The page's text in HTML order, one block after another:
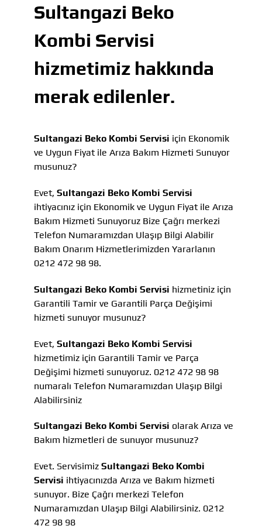
Sultangazi Beko
Kombi Servisi
hizmetimiz hakkında
merak edilenler.
Sultangazi Beko Kombi Servisi için Ekonomik
ve Uygun Fiyat ile Arıza Bakım Hizmeti Sunuyor
musunuz?
Evet, Sultangazi Beko Kombi Servisi
ihtiyacınız için Ekonomik ve Uygun Fiyat ile Arıza
Bakım Hizmeti Sunuyoruz Bize Çağrı merkezi
Telefon Numaramızdan Ulaşıp Bilgi Alabilir
Bakım Onarım Hizmetlerimizden Yararlanın
0212 472 98 98.
Sultangazi Beko Kombi Servisi hizmetiniz için
Garantili Tamir ve Garantili Parça Değişimi
hizmeti sunuyor musunuz?
Evet, Sultangazi Beko Kombi Servisi
hizmetimiz için Garantili Tamir ve Parça
Değişimi hizmeti sunuyoruz. 0212 472 98 98
numaralı Telefon Numaramızdan Ulaşıp Bilgi
Alabilirsiniz
Sultangazi Beko Kombi Servisi olarak Arıza ve
Bakım hizmetleri de sunuyor musunuz?
Evet. Servisimiz Sultangazi Beko Kombi
Servisi ihtiyacınızda Arıza ve Bakım hizmeti
sunuyor. Bize Çağrı merkezi Telefon
Numaramızdan Ulaşıp Bilgi Alabilirsiniz. 0212
472 98 98